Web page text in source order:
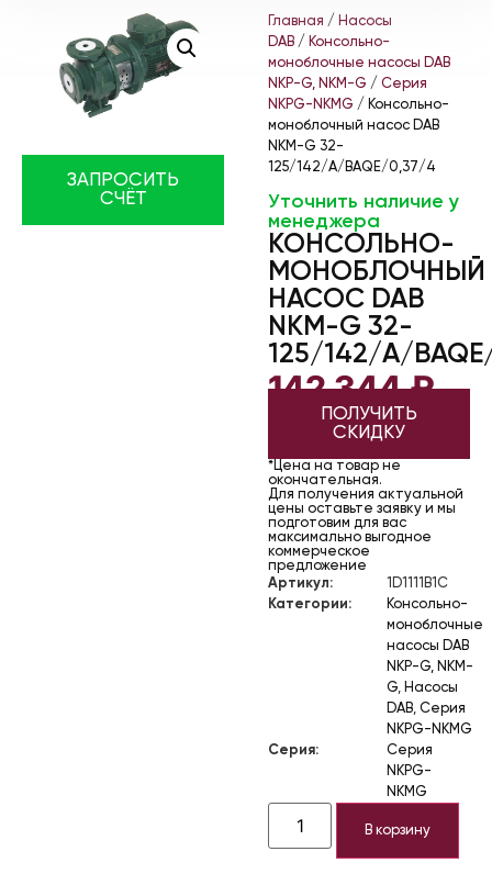
ЗАПРОСИТЬ
СЧЁТ
Главная / Насосы
DAB / Консольно-
моноблочные насосы DAB
NKP-G, NKM-G / Серия
NKPG-NKMG / Консольно-
моноблочный насос DAB
NKM-G 32-
125/142/A/BAQE/0,37/4
Уточнить наличие у
менеджера
КОНСОЛЬНО-
МОНОБЛОЧНЫЙ
НАСОС DAB
NKM-G 32-
125/142/A/
142 344₽
ПОЛУЧИТЬ
СКИДКУ
*Цена на товар не
окончательная.
Для получения актуальной
цены оставьте заявку и мы
подготовим для вас
максимально выгодное
коммерческое
предложение
Артикул:
1D1111B1C
Категории:
Консольно-
моноблочные
насосы DAB
NKP-G, NKM-
G, Насосы
DAB, Серия
NKPG-NKMG
Серия:
Серия
NKPG-
NKMG
В корзину